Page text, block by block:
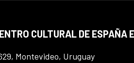
CULTURAL DE ESPAÑA
Montevideo, Uruguay